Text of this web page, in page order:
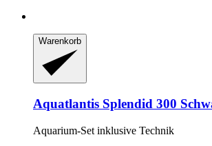
Warenkorb
Aquatlantis Splendid 300
Aquarium-​Set inklusive Technik